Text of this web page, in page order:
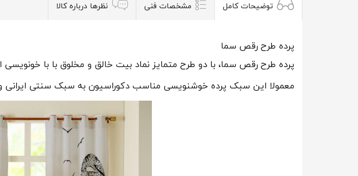
توضیحات کامل مشخصات فنی نظرها درباره کالا
پرده طرح رقص سما
پرده طرح رقص سما، با دو طرح متمایز نماد بیت خالق و مخلوق با با خونویسی
معمولا این سبک پرده خوشنویسی مناسب دکوراسیون به سبک سنتی